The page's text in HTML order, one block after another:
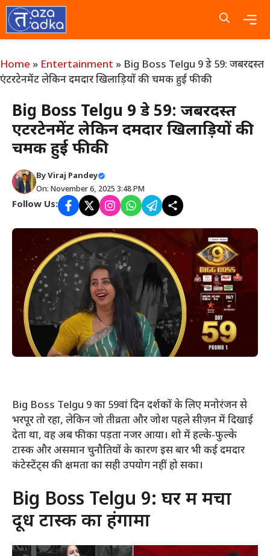
Skip
to
content
Home » Entertainment » Big Boss Telgu 9 डे 59: जबरदस्त
एंटरटेनमेंट लेकिन दमदार खिलाड़ियों की चमक हुई फीकी
Big Boss Telgu 9 डे 59: जबरदस्त
एंटरटेनमेंट लेकिन दमदार खिलाड़ियों की
चमक हुई फीकी
ByViraj Pandey
On: November 6, 2025 3:48 PM
Follow Us:
Big Boss Telgu 9 का 59वां दिन दर्शकों के लिए मनोरंजन से
भरपूर तो रहा, लेकिन जो तीव्रता और जोश पहले सीज़न में दिखाई
देता था, वह अब फीका पड़ता नजर आया। शो में हल्के-फुल्के
टास्क और असमान चुनौतियों के कारण इस बार भी कई दमदार
कंटेस्टेंट्स की क्षमता का सही उपयोग नहीं हो सका।
Big Boss Telgu 9: घर में मचा
दूध टास्क का हंगामा